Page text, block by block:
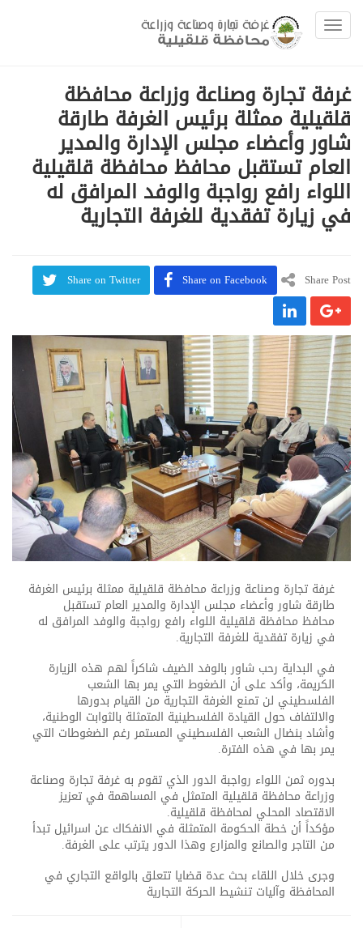
Toggle navigation
غرفة تجارة وصناعة وزراعة محافظة
قلقيلية ممثلة برئيس الغرفة طارقة
شاور وأعضاء مجلس الإدارة والمدير
العام تستقبل محافظ محافظة قلقيلية
اللواء رافع رواجبة والوفد المرافق له
في زيارة تفقدية للغرفة التجارية
Share Post
Share on Facebook
Share on Twitter
غرفة تجارة وصناعة وزراعة محافظة قلقيلية ممثلة برئيس الغرفة
طارقة شاور وأعضاء مجلس الإدارة والمدير العام تستقبل
محافظ محافظة قلقيلية اللواء رافع رواجبة والوفد المرافق له
في زيارة تفقدية للغرفة التجارية.
في البداية رحب شاور بالوفد الضيف شاكراً لهم هذه الزيارة
الكريمة، وأكد على أن الضغوط التي يمر بها الشعب
الفلسطيني لن تمنع الغرفة التجارية من القيام بدورها
والالتفاف حول القيادة الفلسطينية المتمثلة بالثوابت الوطنية،
وأشاد بنضال الشعب الفلسطيني المستمر رغم الضغوطات التي
يمر بها في هذه الفترة.
بدوره ثمن اللواء رواجبة الدور الذي تقوم به غرفة تجارة وصناعة
وزراعة محافظة قلقيلية المتمثل في المساهمة في تعزيز
الاقتصاد المحلي لمحافظة قلقيلية.
مؤكداً أن خطة الحكومة المتمثلة في الانفكاك عن اسرائيل تبدأ
من التاجر والصانع والمزارع وهذا الدور يترتب على الغرفة.
وجرى خلال اللقاء بحث عدة قضايا تتعلق بالواقع التجاري في
المحافظة وآليات تنشيط الحركة التجارية